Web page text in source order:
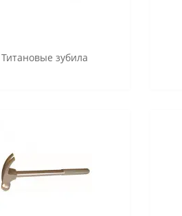
Титановые зубила